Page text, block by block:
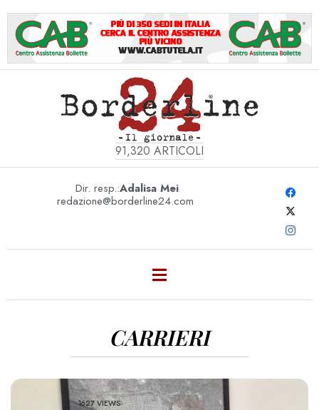
91,320 ARTICOLI
Dir. resp.:Adalisa Mei
redazione@borderline24.com
CARRIERI
1627 VIEWS